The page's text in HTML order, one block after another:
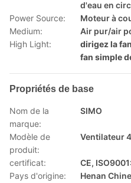
d'eau en
Power Source:
Moteur à
Medium:
Air pur/air
High Light:
dirigez la
fan simple
Propriétés de base
Nom de la
marque:
SIMO
Modèle de
produit:
Ventilateur
certificat:
CE,
Pays d'origine:
Henan Chine